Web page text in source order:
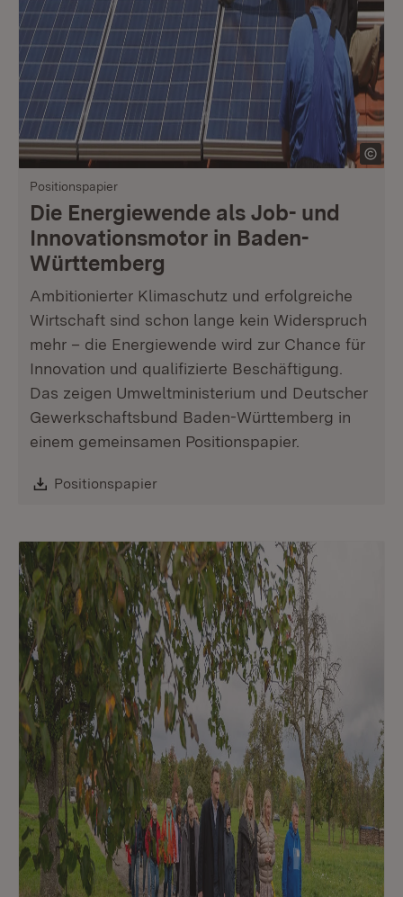
Positionspapier
Die Energiewende als Job- und
Innovationsmotor in Baden-
Württemberg
Ambitionierter Klimaschutz und erfolgreiche
Wirtschaft sind schon lange kein Widerspruch
mehr – die Energiewende wird zur Chance für
Innovation und qualifizierte Beschäftigung.
Das zeigen Umweltministerium und Deutscher
Gewerkschaftsbund Baden-Württemberg in
einem gemeinsamen Positionspapier.
Download:
Positionspapier(Öffnet in neuem Fenster)